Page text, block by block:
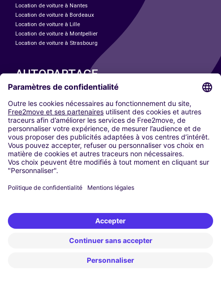
Location de voiture à Nantes
Location de voiture à Bordeaux
Location de voiture à Lille
Location de voiture à Montpellier
Location de voiture à Strasbourg
AUTOPARTAGE
Paris
Madrid
Washington DC
Milan
Rome
Turin
Vienne
Berlin
Düsseldorf